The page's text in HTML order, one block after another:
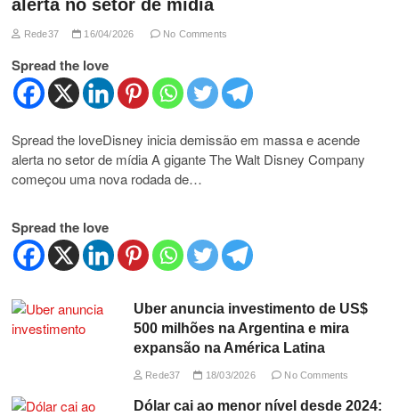
alerta no setor de mídia
Rede37 16/04/2026 No Comments
Spread the love
Spread the loveDisney inicia demissão em massa e acende
alerta no setor de mídia A gigante The Walt Disney Company
começou uma nova rodada de…
Spread the love
Uber anuncia investimento de US$
500 milhões na Argentina e mira
expansão na América Latina
Rede37 18/03/2026 No Comments
Dólar cai ao menor nível desde 2024: